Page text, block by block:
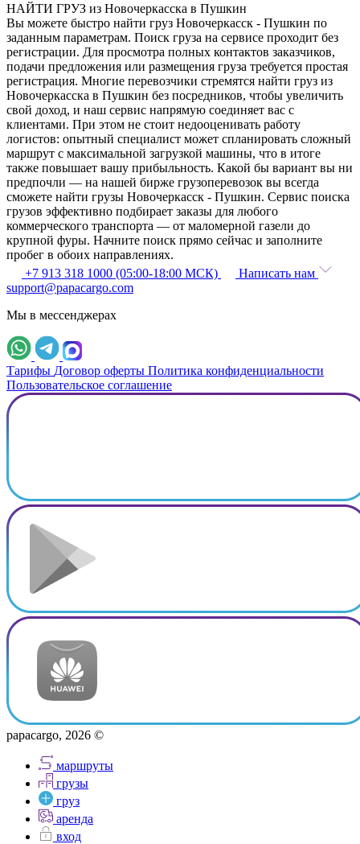
НАЙТИ ГРУЗ из Новочеркасска в Пушкин
Вы можете быстро найти груз Новочеркасск - Пушкин по
заданным параметрам. Поиск груза на сервисе проходит без
регистрации. Для просмотра полных контактов заказчиков,
подачи предложения или размещения груза требуется простая
регистрация. Многие перевозчики стремятся найти груз из
Новочеркасска в Пушкин без посредников, чтобы увеличить
свой доход, и наш сервис напрямую соединяет вас с
клиентами. При этом не стоит недооценивать работу
логистов: опытный специалист может спланировать сложный
маршрут с максимальной загрузкой машины, что в итоге
также повышает вашу прибыльность. Какой бы вариант вы ни
предпочли — на нашей бирже грузоперевозок вы всегда
сможете найти грузы Новочеркасск - Пушкин. Сервис поиска
грузов эффективно подбирает заказы для любого
коммерческого транспорта — от маломерной газели до
крупной фуры. Начните поиск прямо сейчас и заполните
пробег в обоих направлениях.
+7 913 318 1000 (05:00-18:00 МСК)
Написать нам
support@papacargo.com
Мы в мессенджерах
Тарифы Договор оферты Политика конфиденциальности
Пользовательское соглашение
papacargo, 2026 ©
маршруты
грузы
груз
аренда
вход